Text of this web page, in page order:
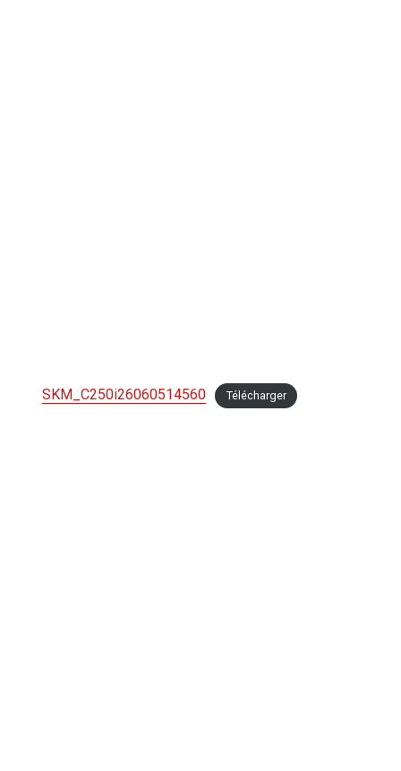
SKM_C250i26060514560 Télécharger